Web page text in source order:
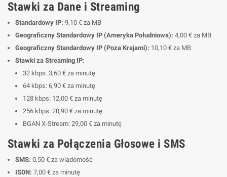
Stawki za Dane i Streaming
Standardowy IP: 9,10 € za MB
Geograficzny Standardowy IP (Ameryka Południowa): 4,00 € za MB
Geograficzny Standardowy IP (Poza Krajami): 10,10 € za MB
Stawki za Streaming IP:
32 kbps: 3,60 € za minutę
64 kbps: 6,90 € za minutę
128 kbps: 12,00 € za minutę
256 kbps: 20,90 € za minutę
BGAN X-Stream: 29,00 € za minutę
Stawki za Połączenia Głosowe i SMS
SMS: 0,50 € za wiadomość
ISDN: 7,00 € za minutę